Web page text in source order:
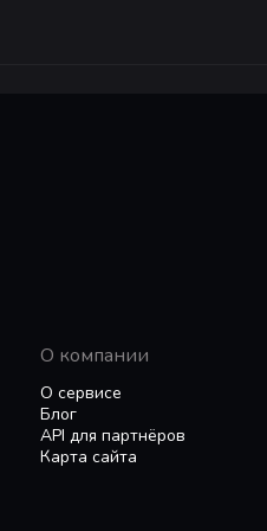
О компании
О сервисе
Блог
API для партнёров
Карта сайта